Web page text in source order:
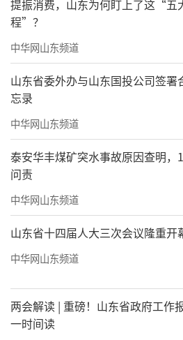
与成都蓓蕾俱乐部强强对
青伟展开对决。杭镇联队
们打气，他表示年轻棋手
们能够发挥出水平，凯旋而
第二轮对阵出炉：杭镇联
肖同迎战逄韬；林艺对上
方卉相遇第四台；陈一宁
赵骏在第一台与李荻展开
元赫；黄仁杰对阵许翔宇
桐；刘曼犁对阵任肖依。
（来源：壹点号@棋牌
提振消费，山东为何盯上了这“五
程”？
中华网山东频道
山东省委外办与山东国投公司签署
忘录
中华网山东频道
泰安华丰煤矿突水事故原因查明，
问责
中华网山东频道
山东省十四届人大三次会议隆重开
中华网山东频道
两会解读 | 重磅！山东省政府工作
一时间读